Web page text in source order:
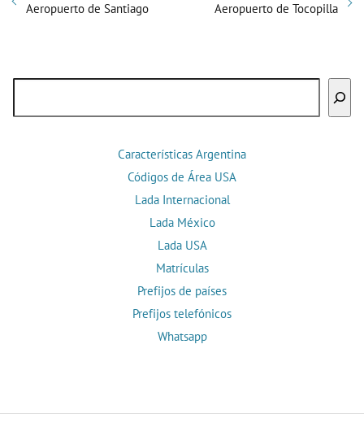
Aeropuerto de Santiago
Aeropuerto de Tocopilla
Características Argentina
Códigos de Área USA
Lada Internacional
Lada México
Lada USA
Matrículas
Prefijos de países
Prefijos telefónicos
Whatsapp